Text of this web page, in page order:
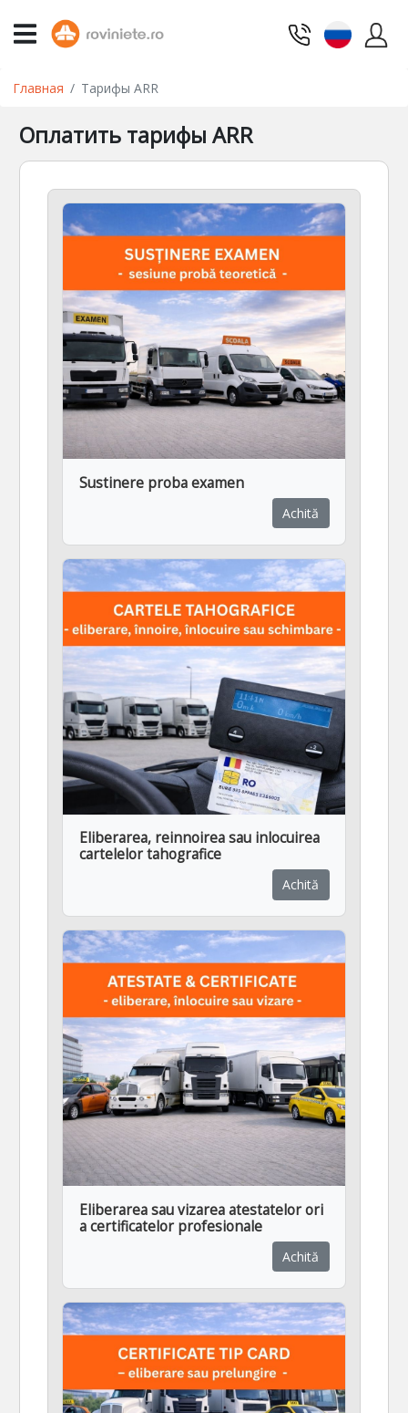
Главная Тарифы ARR
Оплатить тарифы ARR
Sustinere proba examen
Achită
Eliberarea, reinnoirea sau inlocuirea
cartelelor tahografice
Achită
Eliberarea sau vizarea atestatelor ori
a certificatelor profesionale
Achită